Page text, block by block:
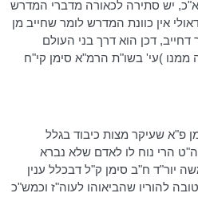
וא"כ, יש סתירה לכאורה מדברי המדרש
אין כוונת המדרש לומר שחייב מן
דחייב,דכן הוא דרך בני העולם
ממנו )עי' בשו"ת הרמ"א סימן קי"ח
פ"א שעיקר מצות כיבוד בגלל
הרי נוח לו לאדם שלא נברא
יור"ד ח"ב סימן ק"לדבכלל ענין
להוריו שהביאוהו לעוה"ז וכמש"כ